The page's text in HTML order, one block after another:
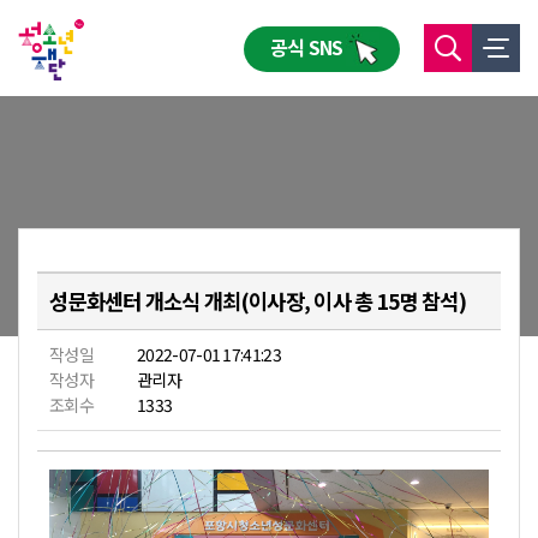
공식 SNS
성문화센터 개소식 개최(이사장, 이사 총 15명 참석)
작성일
2022-07-01 17:41:23
작성자
관리자
조회수
1333